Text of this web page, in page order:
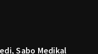
Sabo Medikal